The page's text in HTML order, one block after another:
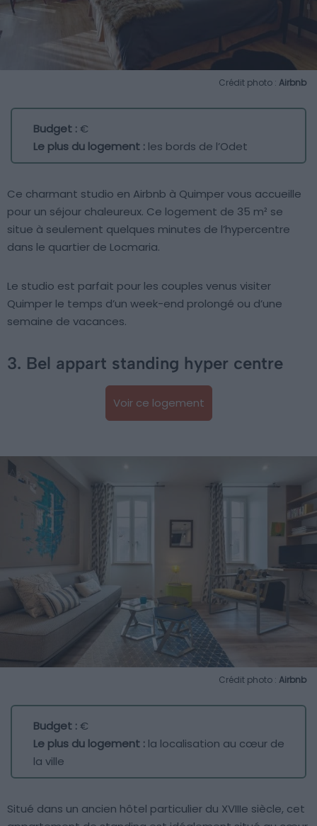
Crédit photo : Airbnb
Budget :€
Le plus du logement : les bords de l’Odet
Ce charmant studio en Airbnb à Quimper vous accueille
pour un séjour chaleureux. Ce logement de 35 m² se
situe à seulement quelques minutes de l’hypercentre
dans le quartier de Locmaria.
Le studio est parfait pour les couples venus visiter
Quimper le temps d’un week-end prolongé ou d’une
semaine de vacances.
3. Bel appart standing hyper centre
Voir ce logement
Crédit photo : Airbnb
Budget :€
Le plus du logement : la localisation au cœur de
la ville
Situé dans un ancien hôtel particulier du XVIIIe siècle, cet